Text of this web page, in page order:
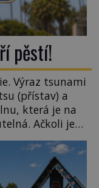
pěstí!
Výraz tsunami
(přístav) a
která je na
Ačkoli je
výška vlny
Máme se
Vznik